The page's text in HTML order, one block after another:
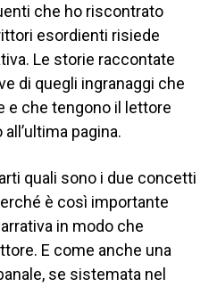
che ho riscontrato
esordienti risiede
Le storie raccontate
di quegli ingranaggi che
e che tengono il lettore
pagina.
quali sono i due concetti
è così importante
in modo che
E come anche una
se sistemata nel